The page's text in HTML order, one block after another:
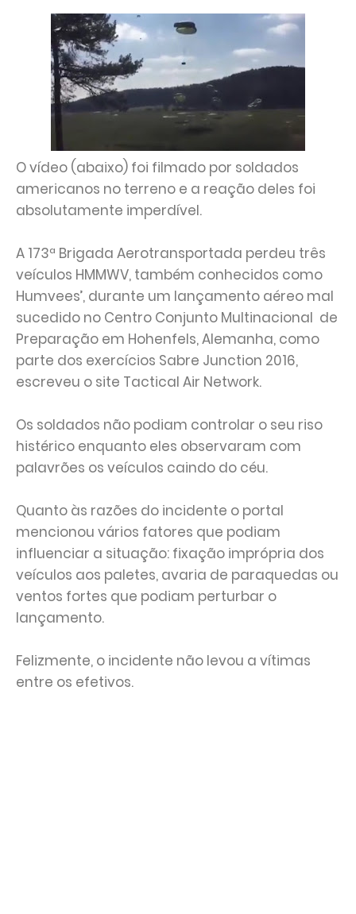
O vídeo (abaixo) foi filmado por soldados
americanos no terreno e a reação deles foi
absolutamente imperdível.
A 173ª Brigada Aerotransportada perdeu três
veículos HMMWV, também conhecidos como
Humvees’, durante um lançamento aéreo mal
sucedido no Centro Conjunto Multinacional de
Preparação em Hohenfels, Alemanha, como
parte dos exercícios Sabre Junction 2016,
escreveu o site Tactical Air Network.
Os soldados não podiam controlar o seu riso
histérico enquanto eles observaram com
palavrões os veículos caindo do céu.
Quanto às razões do incidente o portal
mencionou vários fatores que podiam
influenciar a situação: fixação imprópria dos
veículos aos paletes, avaria de paraquedas ou
ventos fortes que podiam perturbar o
lançamento.
Felizmente, o incidente não levou a vítimas
entre os efetivos.